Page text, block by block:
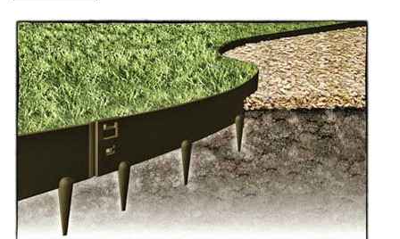
Pomník obětem 1. světové války v Lužici
Kenotaf Josefa Matese na hřbitově v Lužici
Pamětní deska Giuseppe Capella na
hřbitově v Lužici
Kenotaf Emila Miksche na hřbitově v Lužici
Kenotaf Antonína Krause na hřbitově v
Lužici
Pomník vojákům Rudé armády na hřbitově
v Kozlech